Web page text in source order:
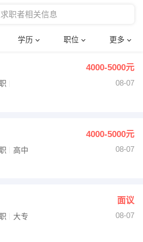
学历 职位 更多
护士
确定
4000-5000元
08-07
4000-5000元
高中
08-07
面议
大专
08-07